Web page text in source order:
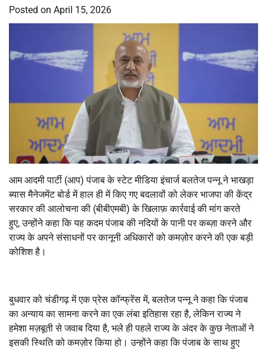
Posted on April 15, 2026
आम आदमी पार्टी (आप) पंजाब के स्टेट मीडिया इंचार्ज बलतेज पन्नू ने भाखड़ा
ब्यास मैनेजमेंट बोर्ड में हाल ही में किए गए बदलावों को लेकर भाजपा की केंद्र
सरकार की आलोचना की (बीबीएमबी) के खिलाफ़ कार्रवाई की मांग करते
हुए,उन्होंने कहा कि यह कदम पंजाब की नदियों के पानी पर कब्ज़ा करने और
राज्य के अपने संसाधनों पर कानूनी अधिकारों को कमज़ोर करने की एक बड़ी
कोशिश है।
बुधवार को चंडीगढ़ में एक प्रेस कॉन्फ्रेंस में,बलतेज पन्नू ने कहा कि पंजाब
का अन्याय का सामना करने का एक लंबा इतिहास रहा है,लेकिन राज्य ने
हमेशा मज़बूती से जवाब दिया है, भले ही पहले राज्य के अंदर के कुछ नेताओं ने
इसकी स्थिति को कमज़ोर किया हो। उन्होंने कहा कि पंजाब के साथ हुए